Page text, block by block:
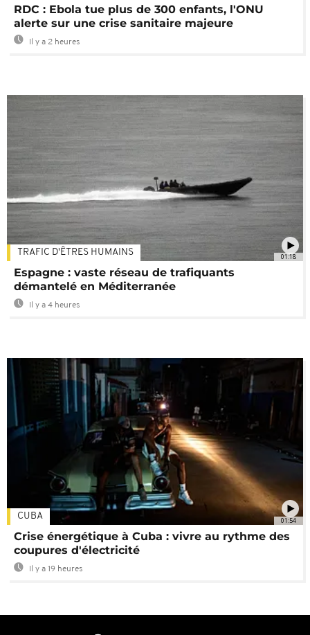
RDC : Ebola tue plus de 300 enfants, l'ONU
alerte sur une crise sanitaire majeure
Il y a 2 heures
01:18
TRAFIC D'ÊTRES HUMAINS
Espagne : vaste réseau de trafiquants
démantelé en Méditerranée
Il y a 4 heures
01:54
CUBA
Crise énergétique à Cuba : vivre au rythme des
coupures d'électricité
Il y a 19 heures